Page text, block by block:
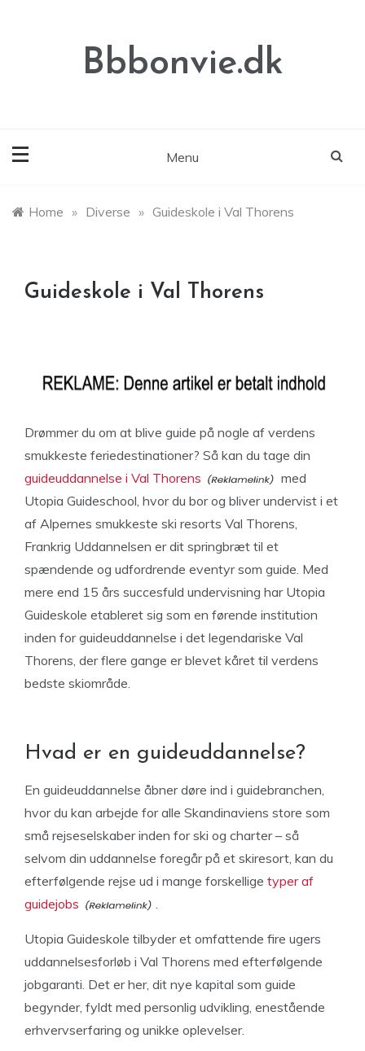
Bbbonvie.dk
Menu
Home » Diverse » Guideskole i Val Thorens
Guideskole i Val Thorens
Drømmer du om at blive guide på nogle af verdens
smukkeste feriedestinationer? Så kan du tage din
guideuddannelse i Val Thorens
med
Utopia Guideschool, hvor du bor og bliver undervist i et
af Alpernes smukkeste ski resorts Val Thorens,
Frankrig Uddannelsen er dit springbræt til et
spændende og udfordrende eventyr som guide. Med
mere end 15 års succesfuld undervisning har Utopia
Guideskole etableret sig som en førende institution
inden for guideuddannelse i det legendariske Val
Thorens, der flere gange er blevet kåret til verdens
bedste skiområde.
Hvad er en guideuddannelse?
En guideuddannelse åbner døre ind i guidebranchen,
hvor du kan arbejde for alle Skandinaviens store som
små rejseselskaber inden for ski og charter – så
selvom din uddannelse foregår på et skiresort, kan du
efterfølgende rejse ud i mange forskellige typer af
guidejobs
.
Utopia Guideskole tilbyder et omfattende fire ugers
uddannelsesforløb i Val Thorens med efterfølgende
jobgaranti. Det er her, dit nye kapital som guide
begynder, fyldt med personlig udvikling, enestående
erhvervserfaring og unikke oplevelser.